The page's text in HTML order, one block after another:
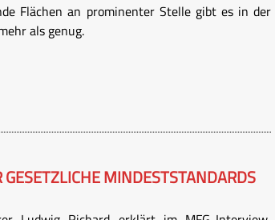
Flächen an prominenter Stelle gibt es in der
als genug.
MINDESTSTANDARDS